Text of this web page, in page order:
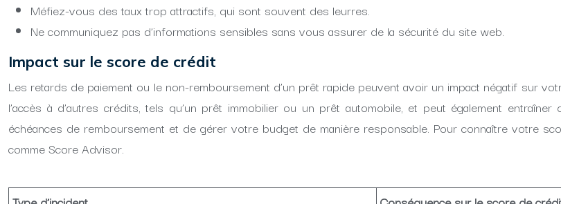
Méfiez-vous des taux trop attractifs, qui sont souvent des leurres.
Ne communiquez pas d’informations sensibles sans vous assurer de la sécurité du site web.
Impact sur le score de crédit
Les retards de paiement ou le non-remboursement d’un prêt rapide peuvent avoir un impact négatif sur
l’accès à d’autres crédits, tels qu’un prêt immobilier ou un prêt automobile, et peut également
échéances de remboursement et de gérer votre budget de manière responsable. Pour connaître votre
comme Score Advisor.